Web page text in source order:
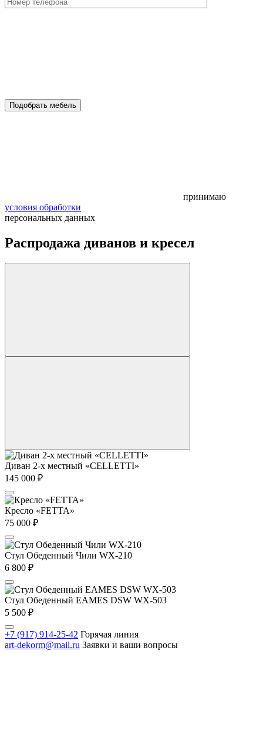
Подобрать мебель
принимаю
условия обработки
персональных данных
Распродажа диванов и кресел
Диван 2-х местный «CELLETTI»
145 000 ₽
Кресло «FETTA»
75 000 ₽
Стул Обеденный Чили WX-210
6 800 ₽
Стул Обеденный EAMES DSW WX-503
5 500 ₽
+7 (917) 914-25-42 Горячая линия
art-dekorm@mail.ru Заявки и ваши вопросы